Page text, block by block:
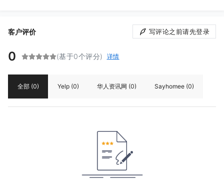
客户评价 写评论之前请先登录
0 (基于0个评分) 详情
全部 (0) Yelp (0) 华人资讯网 (0) Sayhomee (0)